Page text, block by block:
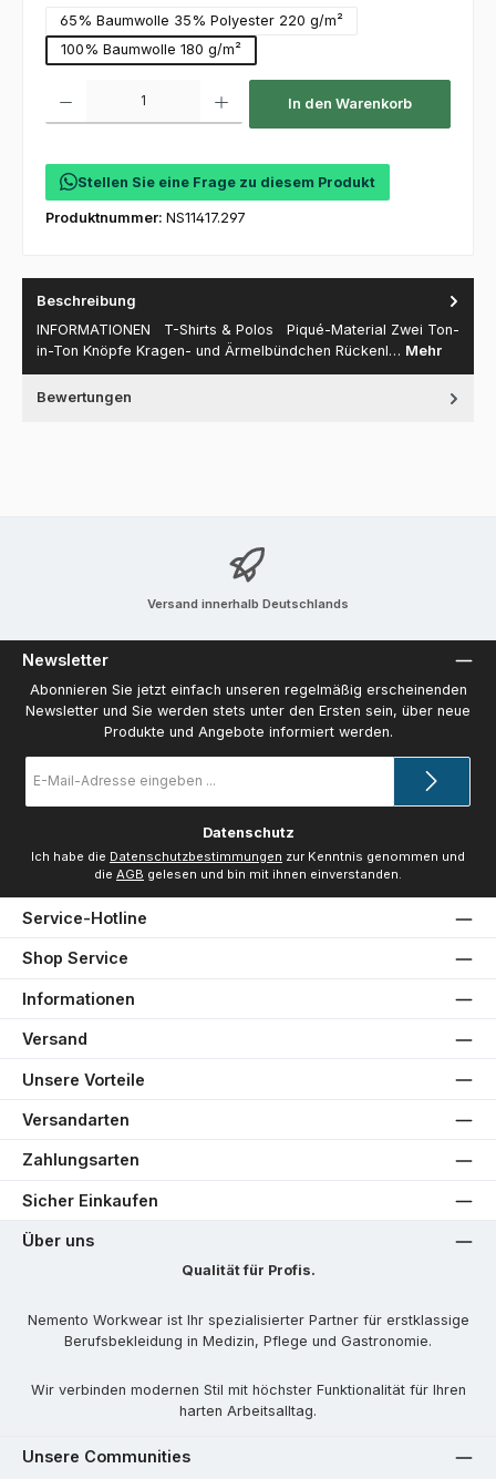
65% Baumwolle 35% Polyester 220 g/m²
100% Baumwolle 180 g/m²
In den Warenkorb
Stellen Sie eine Frage zu diesem Produkt
Produktnummer: NS11417.297
Beschreibung
INFORMATIONEN T-Shirts & Polos Piqué-Material Zwei Ton-
in-Ton Knöpfe Kragen- und Ärmelbündchen Rückenl… Mehr
Bewertungen
Versand innerhalb Deutschlands
Newsletter
Abonnieren Sie jetzt einfach unseren regelmäßig erscheinenden
Newsletter und Sie werden stets unter den Ersten sein, über neue
Produkte und Angebote informiert werden.
Mail-
Datenschutz
Ich habe die Datenschutzbestimmungen zur Kenntnis genommen und
die AGB gelesen und bin mit ihnen einverstanden.
Service-Hotline
Shop Service
Informationen
Versand
Unsere Vorteile
Versandarten
Zahlungsarten
Sicher Einkaufen
Über uns
Qualität für Profis.
Nemento Workwear ist Ihr spezialisierter Partner für erstklassige
Berufsbekleidung in Medizin, Pflege und Gastronomie.
Wir verbinden modernen Stil mit höchster Funktionalität für Ihren
harten Arbeitsalltag.
Unsere Communities